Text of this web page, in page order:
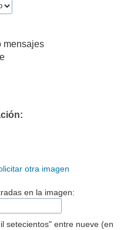
mensajes
otra imagen
en la imagen:
setecientos" entre nueve (en